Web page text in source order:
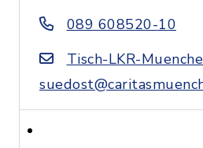
089 608520-10
Tisch-LKR-